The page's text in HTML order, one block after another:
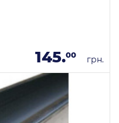
145.00 грн.